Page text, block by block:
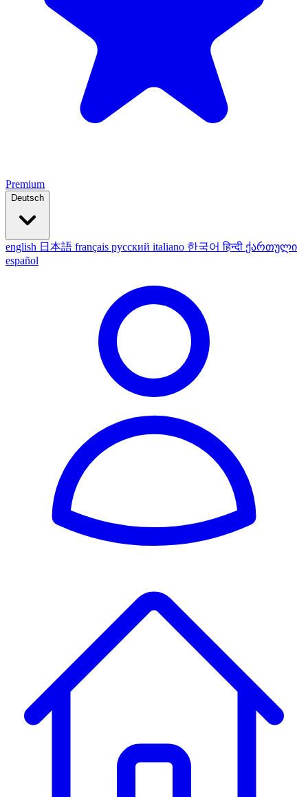
Premium
Deutsch
english 日本語 français русский italiano 한국어हिन्दी ქართული
español